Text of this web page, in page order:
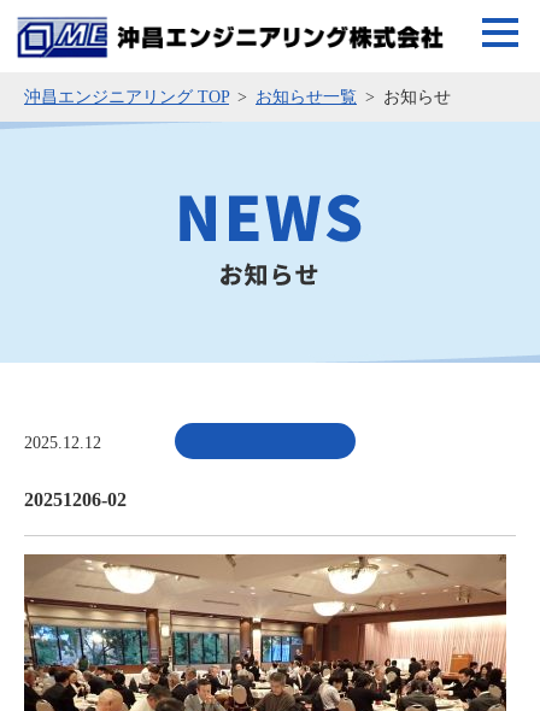
沖昌エンジニアリング TOP お知らせ一覧 お知らせ
2025.12.12
20251206-02